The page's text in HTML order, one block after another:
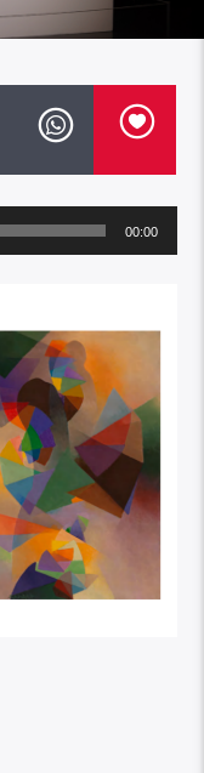
00:00